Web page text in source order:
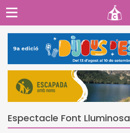
Espectacle Font Lluminosa